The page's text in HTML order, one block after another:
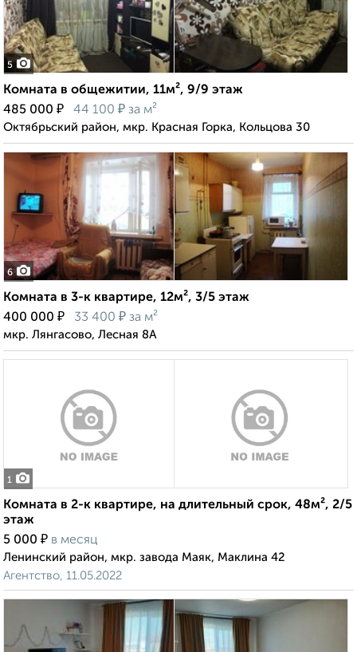
5
Комната в общежитии, 11м², 9/9 этаж
485 000 ₽ 44 100 ₽ за м²
Октябрьский район, мкр. Красная Горка, Кольцова 30
6
Комната в 3-к квартире, 12м², 3/5 этаж
400 000 ₽ 33 400 ₽ за м²
мкр. Лянгасово, Лесная 8А
1
Комната в 2-к квартире, на длительный срок, 48м², 2/5
этаж
5 000 ₽ в месяц
Ленинский район, мкр. завода Маяк, Маклина 42
Агентство, 11.05.2022